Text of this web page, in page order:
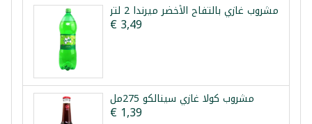
مشروب غازي بالتفاح الأخضر ميرندا 2 لتر
€ 3,49
مشروب كولا غازي سينالكو 275مل
€ 1,39